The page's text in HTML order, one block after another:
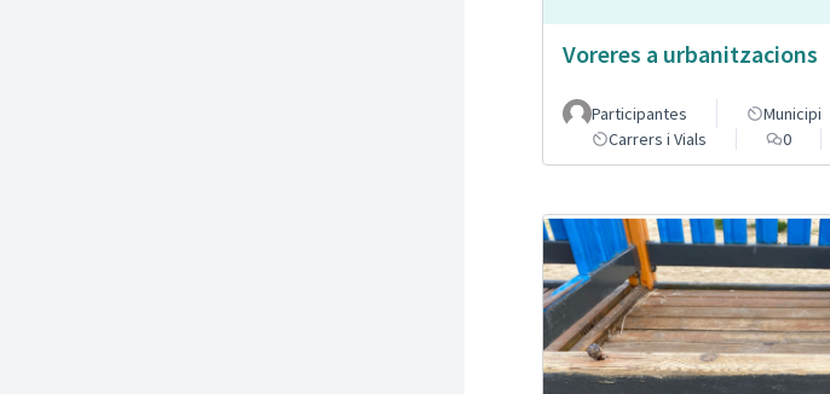
Voreres a urbanitzacions
Participantes
Municipi
Carrers i Vials
0